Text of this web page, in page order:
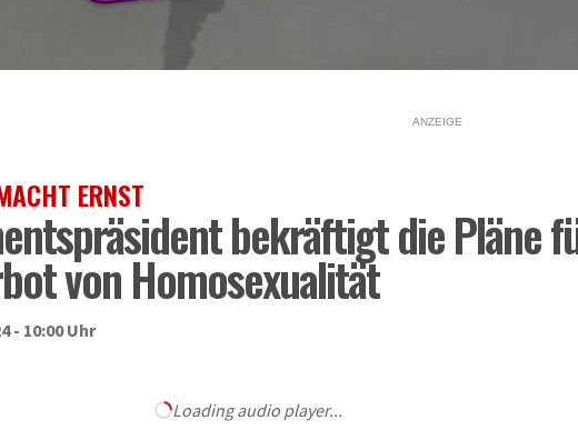
ANZEIGE
ERNST
bekräftigt die Pläne
von Homosexualität
- 10:00 Uhr
Loading audio player...